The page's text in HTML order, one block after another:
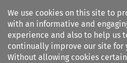
We use cookies on this site to
with an informative and
experience and also to help us
continually improve our site for
Without allowing cookies